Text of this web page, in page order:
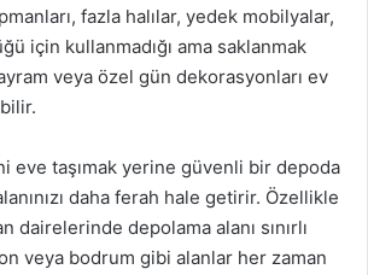
fazla halılar, yedek mobilyalar,
için kullanmadığı ama saklanmak
veya özel gün dekorasyonları ev
eve taşımak yerine güvenli bir depoda
daha ferah hale getirir. Özellikle
dairelerinde depolama alanı sınırlı
veya bodrum gibi alanlar her zaman